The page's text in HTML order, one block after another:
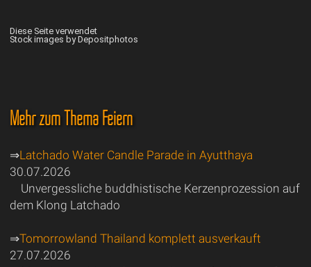
Diese Seite verwendet
Stock images by Depositphotos
Mehr zum Thema Feiern
⇒Latchado Water Candle Parade in Ayutthaya
30.07.2026
Unvergessliche buddhistische Kerzenprozession auf
dem Klong Latchado
⇒Tomorrowland Thailand komplett ausverkauft
27.07.2026